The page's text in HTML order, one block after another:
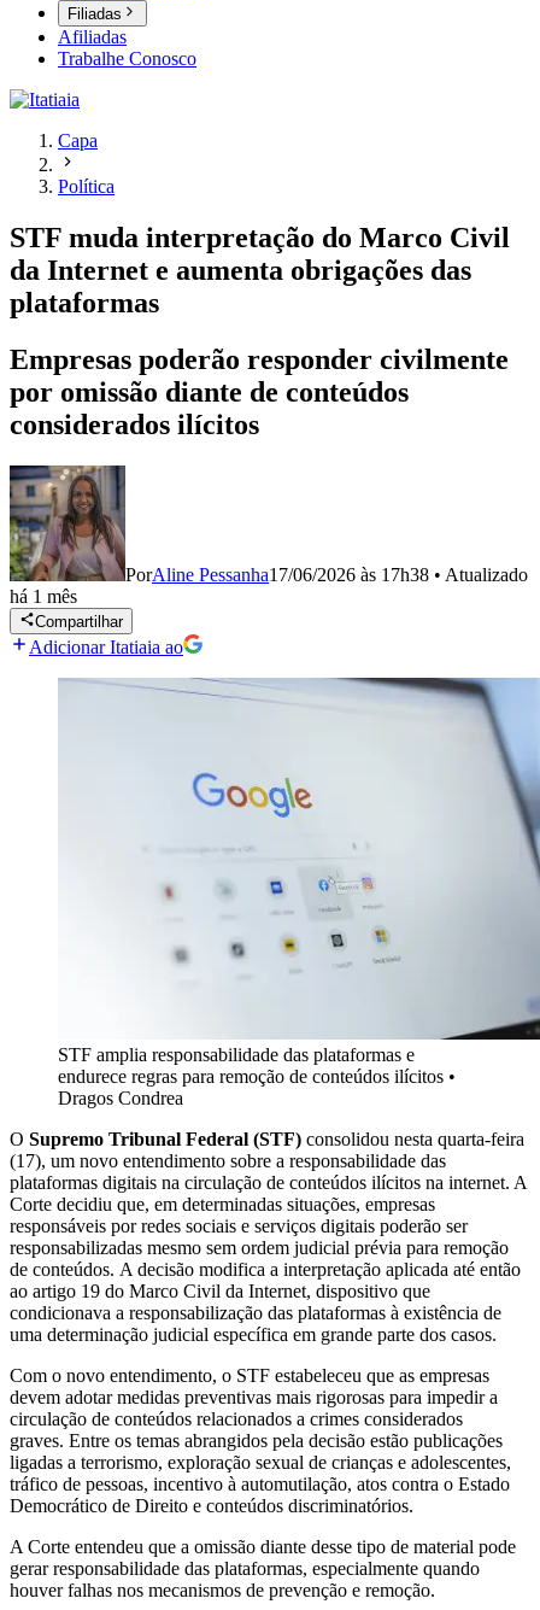
Filiadas
Afiliadas
Trabalhe Conosco
Capa
Política
STF muda interpretação do Marco Civil
da Internet e aumenta obrigações das
plataformas
Empresas poderão responder civilmente
por omissão diante de conteúdos
considerados ilícitos
PorAline Pessanha17/06/2026 às 17h38 • Atualizado
há 1 mês
Compartilhar
Adicionar Itatiaia ao
STF amplia responsabilidade das plataformas e
endurece regras para remoção de conteúdos ilícitos •
Dragos Condrea
O Supremo Tribunal Federal (STF) consolidou nesta quarta-feira
(17), um novo entendimento sobre a responsabilidade das
plataformas digitais na circulação de conteúdos ilícitos na internet. A
Corte decidiu que, em determinadas situações, empresas
responsáveis por redes sociais e serviços digitais poderão ser
responsabilizadas mesmo sem ordem judicial prévia para remoção
de conteúdos. A decisão modifica a interpretação aplicada até então
ao artigo 19 do Marco Civil da Internet, dispositivo que
condicionava a responsabilização das plataformas à existência de
uma determinação judicial específica em grande parte dos casos.
Com o novo entendimento, o STF estabeleceu que as empresas
devem adotar medidas preventivas mais rigorosas para impedir a
circulação de conteúdos relacionados a crimes considerados
graves. Entre os temas abrangidos pela decisão estão publicações
ligadas a terrorismo, exploração sexual de crianças e adolescentes,
tráfico de pessoas, incentivo à automutilação, atos contra o Estado
Democrático de Direito e conteúdos discriminatórios.
A Corte entendeu que a omissão diante desse tipo de material pode
gerar responsabilidade das plataformas, especialmente quando
houver falhas nos mecanismos de prevenção e remoção.